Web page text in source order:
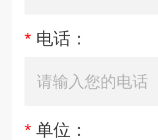
* 电话：
* 单位：